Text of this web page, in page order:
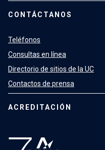
CONTÁCTANOS
Teléfonos
Consultas en línea
Directorio de sitios de la UC
Contactos de prensa
ACREDITACIÓN